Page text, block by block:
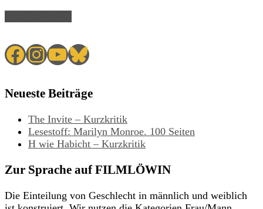
Facebook
Instagram
YouTube
Bluesky
Neueste Beiträge
The Invite – Kurzkritik
Lesestoff: Marilyn Monroe. 100 Seiten
H wie Habicht – Kurzkritik
Zur Sprache auf FILMLÖWIN
Die Einteilung von Geschlecht in männlich und weiblich